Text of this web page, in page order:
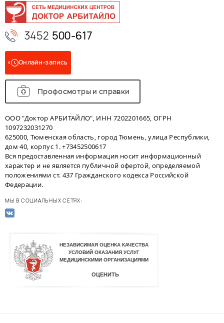
3452 500-617
Онлайн-запись
Профосмотры и справки
ООО "Доктор АРБИТАЙЛО", ИНН 7202201665, ОГРН
1097232031270
625000, Тюменская область, город Тюмень, улица Республики,
дом 40, корпус 1. +73452500617
Вся предоставленная информация носит информационный
характер и не является публичной офертой, определяемой
положениями ст. 437 Гражданского кодекса Российской
Федерации.
МЫ В СОЦИАЛЬНЫХ СЕТЯХ: